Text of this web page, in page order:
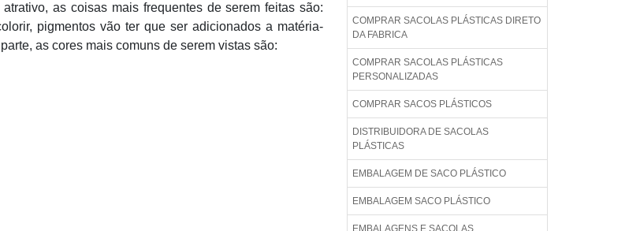
as coisas mais frequentes de serem feitas são:
pigmentos vão ter que ser adicionados a matéria-
as cores mais comuns de serem vistas são:
COMPRAR SACOLAS PLÁSTICAS DIRETO
DA FABRICA
COMPRAR SACOLAS PLÁSTICAS
PERSONALIZADAS
COMPRAR SACOS PLÁSTICOS
DISTRIBUIDORA DE SACOLAS
PLÁSTICAS
EMBALAGEM DE SACO PLÁSTICO
EMBALAGEM SACO PLÁSTICO
EMBALAGENS E SACOLAS